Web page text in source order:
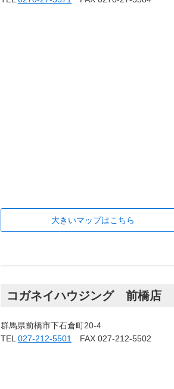
大きいマップはこちら
コガネイハウジング 前橋店
群馬県前橋市下石倉町20-4
TEL027-212-5501 FAX 027-212-5502